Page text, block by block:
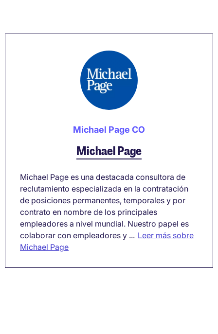
Michael Page CO
Michael Page
Michael Page es una destacada consultora de
reclutamiento especializada en la contratación
de posiciones permanentes, temporales y por
contrato en nombre de los principales
empleadores a nivel mundial. Nuestro papel es
colaborar con empleadores y ... Leer más sobre
Michael Page